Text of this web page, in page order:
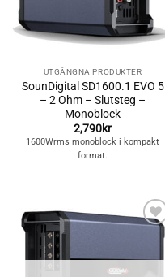
UTGÅNGNA PRODUKTER
SounDigital SD1600.1 EVO 5
– 2 Ohm – Slutsteg –
Monoblock
2,790kr
1600Wrms monoblock i kompakt
format.